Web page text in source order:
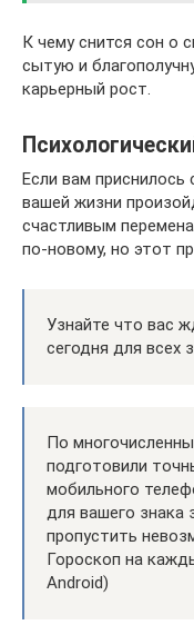
К чему снится сон о
сытую и
карьерный рост.
Если вам
вашей жизни
счастливым
по-новому, но этот
Узнайте что вас
сегодня для всех
По
подготовили
мобильного
для вашего знака
пропустить
Гороскоп на
Android)